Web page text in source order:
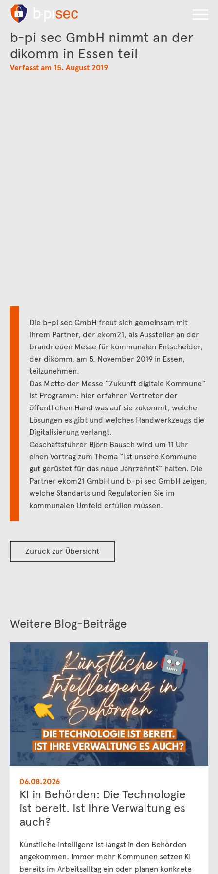
b-pi sec GmbH nimmt an der
dikomm in Essen teil
Verfasst am 15. August 2019
Die b-pi sec GmbH freut sich gemeinsam mit
ihrem Partner, der ekom21, als Aussteller an der
brandneuen Messe für kommunalen Entscheider,
der dikomm, am 5. November 2019 in Essen,
teilzunehmen.
Das Motto der Messe “Zukunft digitale Kommune“
ist Programm: hier erfahren Vertreter der
öffentlichen Hand was auf sie zukommt, welche
Lösungen es gibt und welches Handwerkzeugs die
Digitalisierung verlangt.
Geschäftsführer Björn Bausch wird um 11 Uhr
einen Vortrag zum Thema “Ist unsere Kommune
gut gerüstet für das neue Jahrzehnt?“ halten. Die
Partner ekom21 GmbH und b-pi sec GmbH zeigen,
welche Standarts und Regulatorien Sie im
kommunalen Umfeld erfüllen müssen.
Zurück zur Übersicht
Weitere Blog-Beiträge
06.08.2026
KI in Behörden: Die Technologie
ist bereit. Ist Ihre Verwaltung es
auch?
Künstliche Intelligenz ist längst in den Behörden
angekommen. Immer mehr Kommunen setzen KI
bereits im Arbeitsalltag ein oder planen konkrete